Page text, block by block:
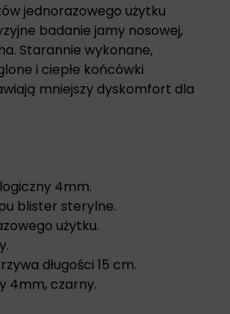
jednorazowego użytku
badanie jamy nosowej,
Starannie wykonane,
i ciepłe końcówki
mniejszy dyskomfort dla
4mm.
blister sterylne.
użytku.
długości 15 cm.
4mm, czarny.